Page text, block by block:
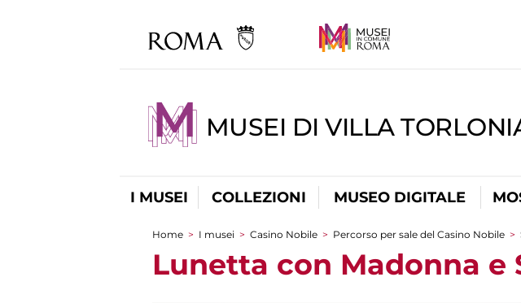
MUSEI DI VILLA
I MUSEI COLLEZIONI MUSEO DIGITALE
Tu sei qui
Home > I musei > Casino Nobile > Percorso per sale del Casino Nobile >
Lunetta con Madonna e